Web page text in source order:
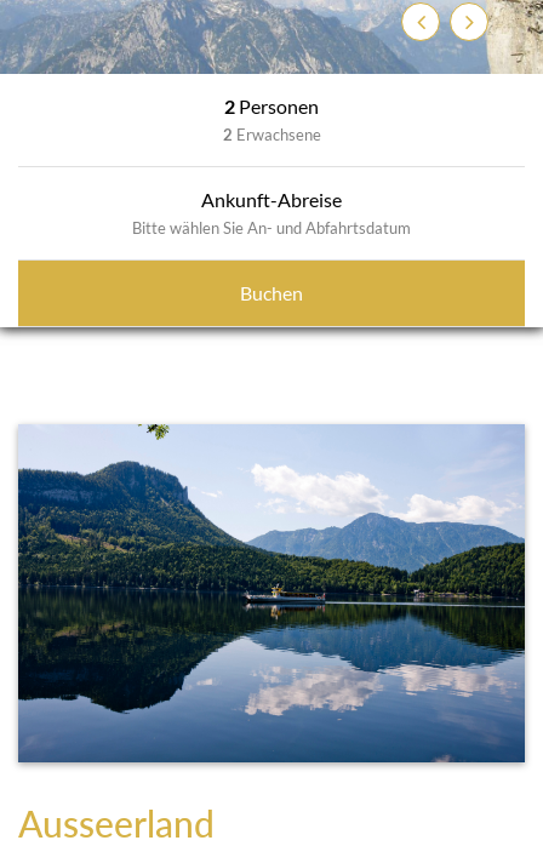
ZurückWeiter
2 Personen
2 Erwachsene
Ankunft-Abreise
Bitte wählen Sie An- und Abfahrtsdatum
Buchen
Ausseerland